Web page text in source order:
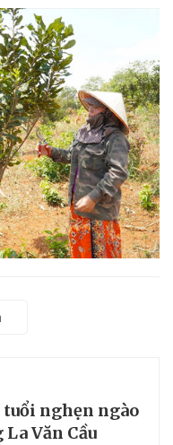
nghẹn ngào
Văn Cầu